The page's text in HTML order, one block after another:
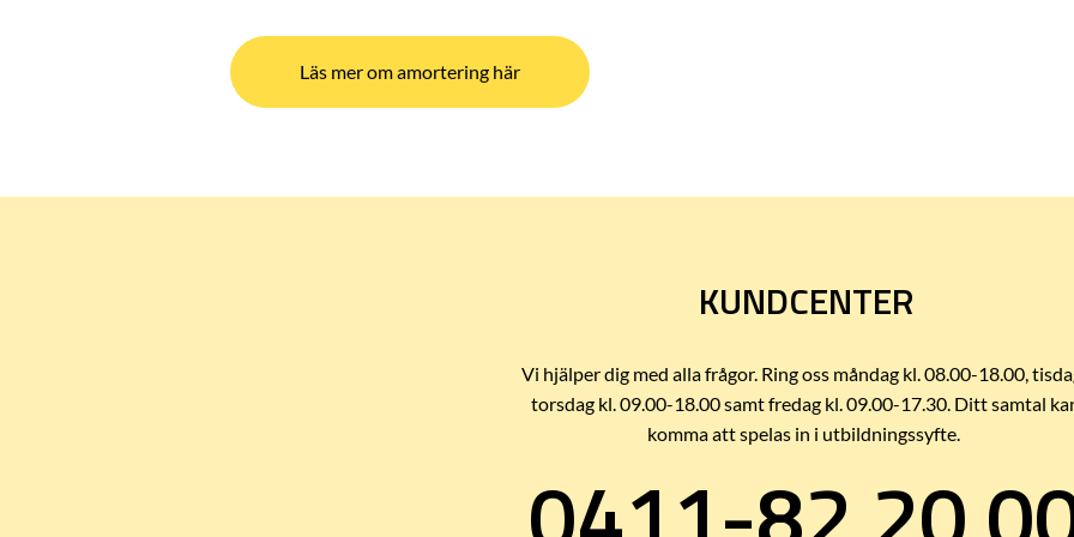
Läs mer om amortering här
KUNDCENTER
Vi hjälper dig med alla frågor. Ring oss måndag kl. 08.00-18.00,
torsdag kl. 09.00-18.00 samt fredag kl. 09.00-17.30. Ditt samtal
komma att spelas in i utbildningssyfte.